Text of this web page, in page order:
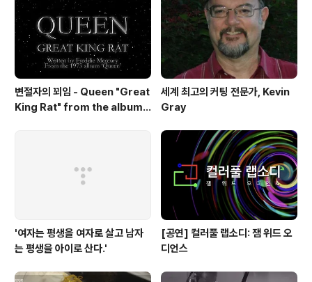
변절자의 꾀임 - Queen "Great
King Rat" from the album
세계 최고의 커팅 전문가, Kevin
Gray
'여자는 평생을 여자로 살고 남자
는 평생을 아이로 산다.'
[공연] 컬러풀 랩소디: 잼 위드 오
디언스